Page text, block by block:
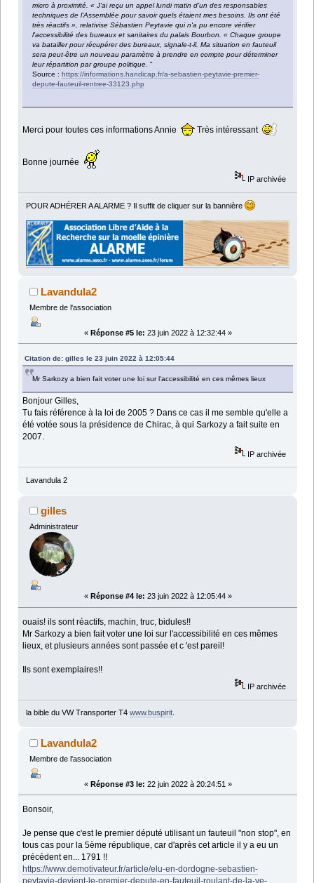
micro à proximité. « J'ai reçu un appel lundi matin d'un des responsables
techniques de l'Assemblée pour savoir quels étaient mes besoins. Ils ont été
très réactifs », relativise Sébastien Peytavie qui n'a pu encore vérifier
l'accessibilité des bureaux et sanitaires du palais Bourbon. « Chaque groupe
va batailler pour récupérer des bureaux, signale-t-il. Ma situation en fauteuil
sera peut-être un nouveau paramètre à prendre en compte pour déterminer
leur répartition par groupe politique."
Source :https://informations.handicap.fr/a-sebastien-peytavie-premier-
depute-fauteuil-rentree-33123.php
Merci pour toutes ces informations Annie Très intéressant
Bonne journée
IP archivée
POUR ADHÉRER A ALARME ? Il suffit de cliquer sur la bannière
Lavandula2
Membre de l'association
« Réponse #5 le: 23 juin 2022 à 12:32:44 »
Citation de: gilles le 23 juin 2022 à 12:05:44
Mr Sarkozy a bien fait voter une loi sur l'accessibilité en ces mêmes lieux
Bonjour Gilles,
Tu fais référence à la loi de 2005 ? Dans ce cas il me semble qu'elle a
été votée sous la présidence de Chirac, à qui Sarkozy a fait suite en
2007.
IP archivée
Lavandula 2
gilles
Administrateur
« Réponse #4 le: 23 juin 2022 à 12:05:44 »
ouais! ils sont réactifs, machin, truc, bidules!!
Mr Sarkozy a bien fait voter une loi sur l'accessibilité en ces mêmes
lieux, et plusieurs années sont passée et c 'est pareil!
Ils sont exemplaires!!
IP archivée
la bible du VW Transporter T4 www.buspirit.
Lavandula2
Membre de l'association
« Réponse #3 le: 22 juin 2022 à 20:24:51 »
Bonsoir,
Je pense que c'est le premier député utilisant un fauteuil "non stop", en
tous cas pour la 5ème république, car d'après cet article il y a eu un
précédent en... 1791 !!
https://www.demotivateur.fr/article/elu-en-dordogne-sebastien-